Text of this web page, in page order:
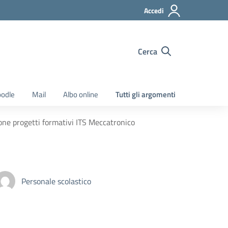
Accedi
Cerca
Mail Albo online Tutti gli argomenti
progetti formativi ITS Meccatronico
Personale scolastico